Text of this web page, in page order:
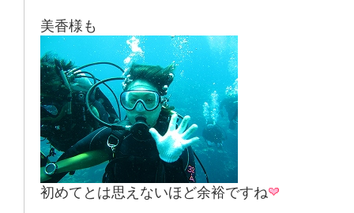
美香様も
初めてとは思えないほど余裕ですね